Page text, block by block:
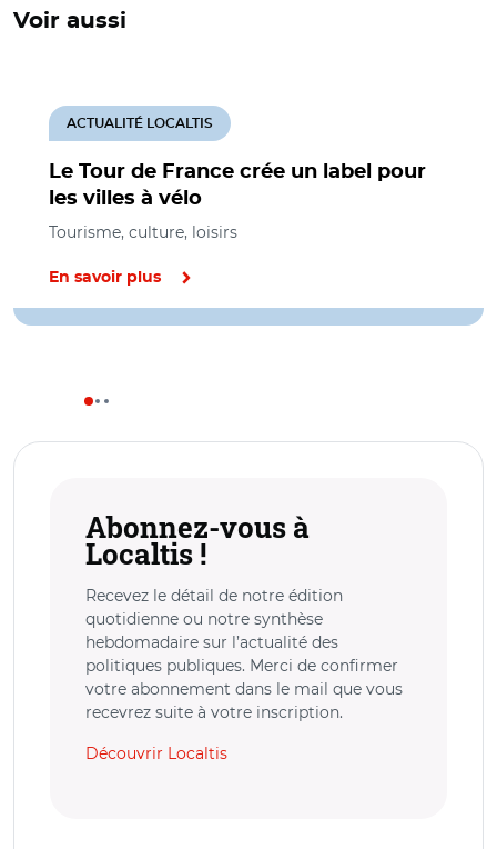
Voir aussi
Le Tour de France crée un label pour
les villes à vélo
ACTUALITÉ LOCALTIS
Tourisme, culture, loisirs
En savoir plus
Abonnez-vous à
Localtis !
Recevez le détail de notre édition
quotidienne ou notre synthèse
hebdomadaire sur l’actualité des
politiques publiques. Merci de confirmer
votre abonnement dans le mail que vous
recevrez suite à votre inscription.
Découvrir Localtis